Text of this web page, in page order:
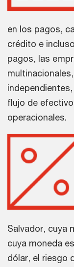
en los pagos,
crédito e
pagos, las
flujo de
operacionales.
Salvador, cuya
cuya moneda
dólar, el riesgo